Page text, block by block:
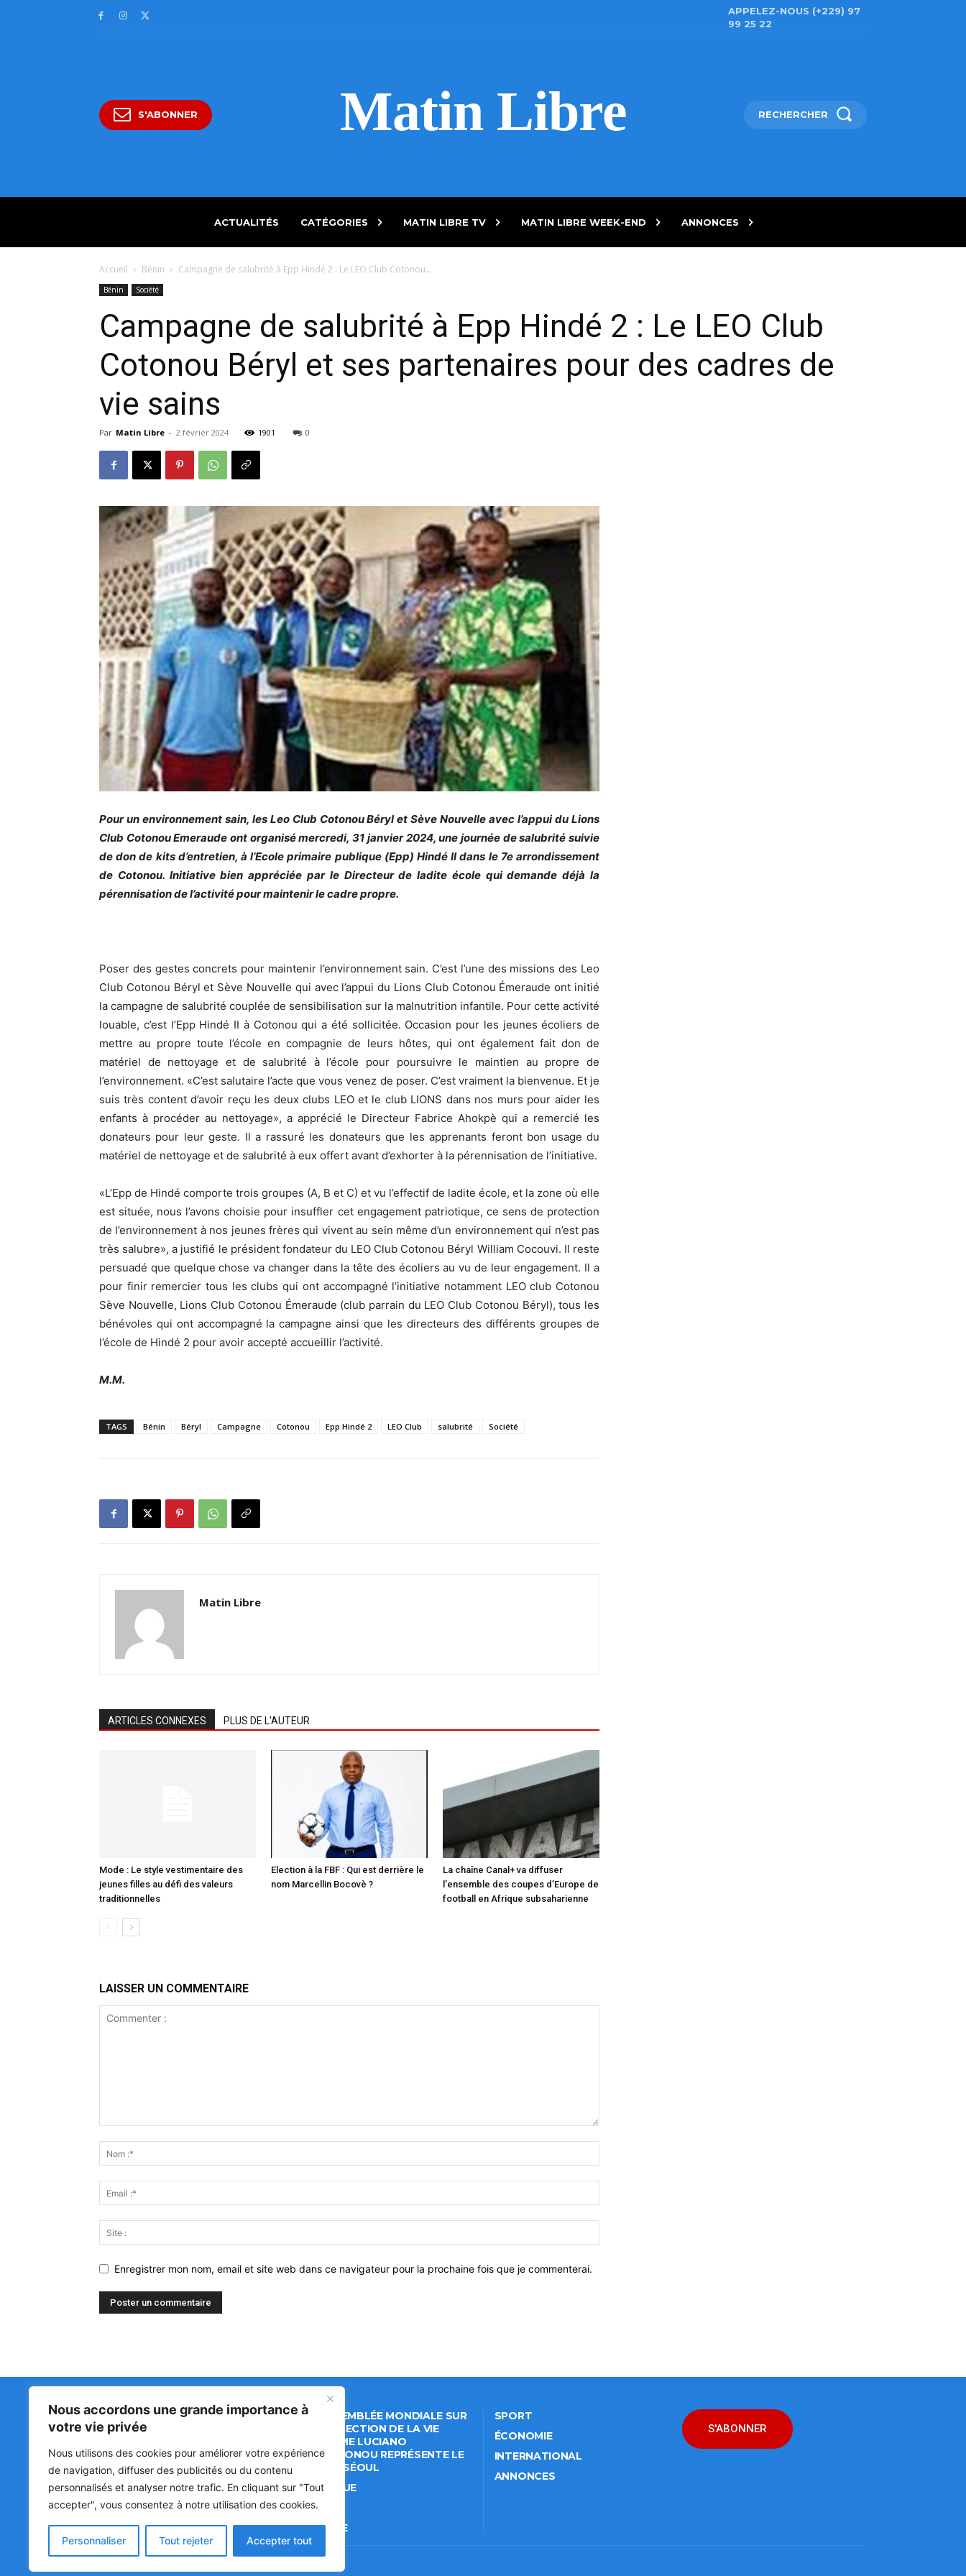
Nous accordons une grande importance à
votre vie privée
Nous utilisons des cookies pour améliorer votre expérience
de navigation, diffuser des publicités ou du contenu
personnalisés et analyser notre trafic. En cliquant sur "Tout
accepter", vous consentez à notre utilisation des cookies.
Personnaliser Tout rejeter Accepter tout
APPELEZ-NOUS (+229) 97
99 25 22
S'ABONNER Matin Libre RECHERCHER
ACTUALITÉS CATÉGORIES MATIN LIBRE TV MATIN LIBRE WEEK-END ANNONCES
Accueil Bénin Campagne de salubrité à Epp Hindé 2 : Le LEO Club Cotonou...
Bénin Société
Campagne de salubrité à Epp Hindé 2 : Le LEO Club
Cotonou Béryl et ses partenaires pour des cadres de
vie sains
Par Matin Libre - 2 février 2024 1901 0
Pour un environnement sain, les Leo Club Cotonou Béryl et Sève Nouvelle avec l’appui du Lions
Club Cotonou Emeraude ont organisé mercredi, 31 janvier 2024, une journée de salubrité suivie
de don de kits d’entretien, à l’Ecole primaire publique (Epp) Hindé II dans le 7e arrondissement
de Cotonou. Initiative bien appréciée par le Directeur de ladite école qui demande déjà la
pérennisation de l’activité pour maintenir le cadre propre.
Poser des gestes concrets pour maintenir l’environnement sain. C’est l’une des missions des Leo
Club Cotonou Béryl et Sève Nouvelle qui avec l’appui du Lions Club Cotonou Émeraude ont initié
la campagne de salubrité couplée de sensibilisation sur la malnutrition infantile. Pour cette activité
louable, c’est l’Epp Hindé II à Cotonou qui a été sollicitée. Occasion pour les jeunes écoliers de
mettre au propre toute l’école en compagnie de leurs hôtes, qui ont également fait don de
matériel de nettoyage et de salubrité à l’école pour poursuivre le maintien au propre de
l’environnement. «C’est salutaire l’acte que vous venez de poser. C’est vraiment la bienvenue. Et je
suis très content d’avoir reçu les deux clubs LEO et le club LIONS dans nos murs pour aider les
enfants à procéder au nettoyage», a apprécié le Directeur Fabrice Ahokpè qui a remercié les
donateurs pour leur geste. Il a rassuré les donateurs que les apprenants feront bon usage du
matériel de nettoyage et de salubrité à eux offert avant d’exhorter à la pérennisation de l’initiative.
«L’Epp de Hindé comporte trois groupes (A, B et C) et vu l’effectif de ladite école, et la zone où elle
est située, nous l’avons choisie pour insuffler cet engagement patriotique, ce sens de protection
de l’environnement à nos jeunes frères qui vivent au sein même d’un environnement qui n’est pas
très salubre», a justifié le président fondateur du LEO Club Cotonou Béryl William Cocouvi. Il reste
persuadé que quelque chose va changer dans la tête des écoliers au vu de leur engagement. Il a
pour finir remercier tous les clubs qui ont accompagné l’initiative notamment LEO club Cotonou
Sève Nouvelle, Lions Club Cotonou Émeraude (club parrain du LEO Club Cotonou Béryl), tous les
bénévoles qui ont accompagné la campagne ainsi que les directeurs des différents groupes de
l’école de Hindé 2 pour avoir accepté accueillir l’activité.
M.M.
TAGS Bénin Béryl Campagne Cotonou Epp Hindé 2 LEO Club salubrité Société
Matin Libre
ARTICLES CONNEXES PLUS DE L'AUTEUR
Mode : Le style vestimentaire des
jeunes filles au défi des valeurs
traditionnelles
Election à la FBF : Qui est derrière le
nom Marcellin Bocovè ?
La chaîne Canal+ va diffuser
l’ensemble des coupes d’Europe de
football en Afrique subsaharienne
LAISSER UN COMMENTAIRE
Enregistrer mon nom, email et site web dans ce navigateur pour la prochaine fois que je commenterai.
Matin Libre
Premiers sur l'info !
47ᵉ ASSEMBLÉE MONDIALE SUR
LA PROTECTION DE LA VIE
PRIVÉE: ME LUCIANO
HOUNKPONOU REPRÉSENTE LE
BÉNIN À SÉOUL
POLITIQUE
SOCIÉTÉ
CULTURE
SPORT
ÉCONOMIE
INTERNATIONAL
ANNONCES
S'ABONNER